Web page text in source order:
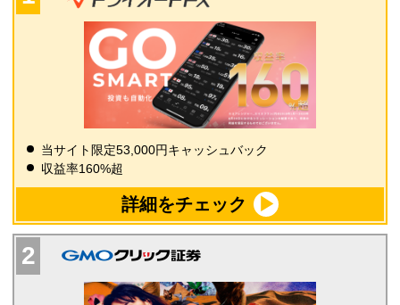
当サイト限定53,000円キャッシュバック
収益率160%超
詳細をチェック